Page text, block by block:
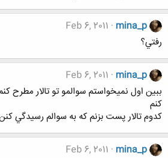
mina_p
Feb 6, 2011
رفتي؟
mina_p
Feb 6, 2011
ببين اول نميخواستم سوالمو تو تالار مطرح
كنم
كدوم تالار پست بزنم كه به سوالم رسيدگي
mina_p
Feb 6, 2011